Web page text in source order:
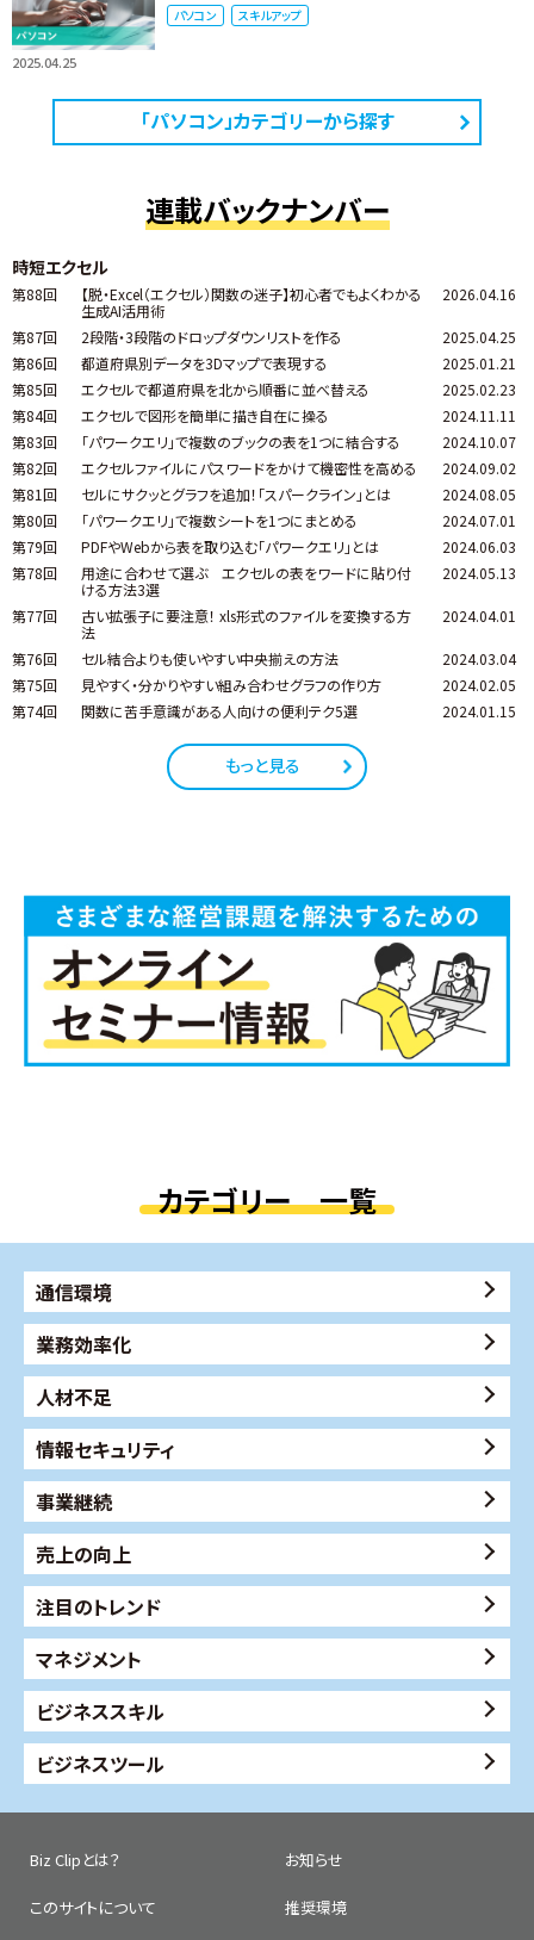
2025.04.25
パソコン スキルアップ
「パソコン」カテゴリーから探す
連載バックナンバー
時短エクセル
第88回
【脱・Excel（エクセル）関数の迷子】初心者でもよくわかる
生成AI活用術
2026.04.16
第87回 2段階・3段階のドロップダウンリストを作る
2025.04.25
第86回
都道府県別データを3Dマップで表現する
2025.01.21
第85回
エクセルで都道府県を北から順番に並べ替える
2025.02.23
第84回
エクセルで図形を簡単に描き自在に操る
2024.11.11
第83回
「パワークエリ」で複数のブックの表を1つに結合する
2024.10.07
第82回
エクセルファイルにパスワードをかけて機密性を高める
2024.09.02
第81回
セルにサクッとグラフを追加！「スパークライン」とは
2024.08.05
第80回
「パワークエリ」で複数シートを1つにまとめる
2024.07.01
第79回
PDFやWebから表を取り込む「パワークエリ」とは
2024.06.03
第78回
用途に合わせて選ぶ エクセルの表をワードに貼り付
ける方法3選
2024.05.13
第77回
古い拡張子に要注意！ xls形式のファイルを変換する方
法
2024.04.01
第76回 セル結合よりも使いやすい中央揃えの方法
2024.03.04
第75回
見やすく・分かりやすい組み合わせグラフの作り方
2024.02.05
第74回
関数に苦手意識がある人向けの便利テク5選 2024.01.15
もっと見る
カテゴリー 一覧
通信環境
業務効率化
人材不足
情報セキュリティ
事業継続
売上の向上
注目のトレンド
マネジメント
ビジネススキル
ビジネスツール
Biz Clipとは？ お知らせ
このサイトについて 推奨環境